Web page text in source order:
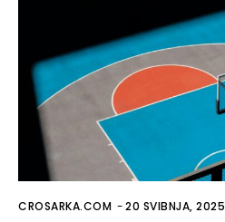
CROSARKA.COM -20 SVIBNJA, 2025